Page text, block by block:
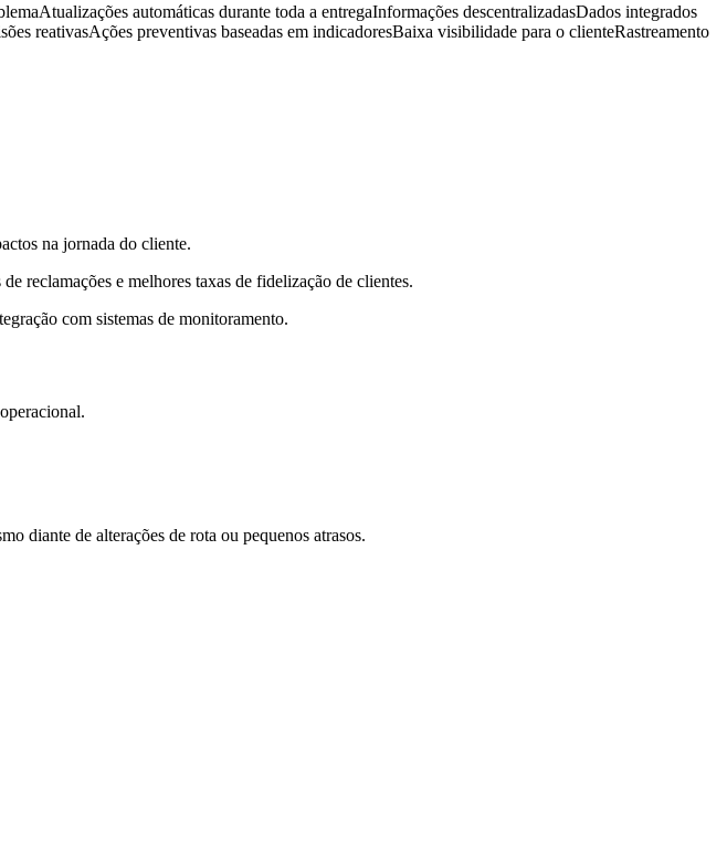
automáticas durante toda a entregaInformações descentralizadasDados integrados
reativasAções preventivas baseadas em indicadoresBaixa visibilidade para o clienteRastreamento
na jornada do cliente.
reclamações e melhores taxas de fidelização de clientes.
com sistemas de monitoramento.
diante de alterações de rota ou pequenos atrasos.